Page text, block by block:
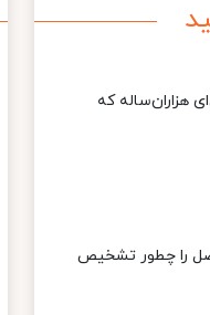
هزاران‌ساله که
را چطور تشخیص